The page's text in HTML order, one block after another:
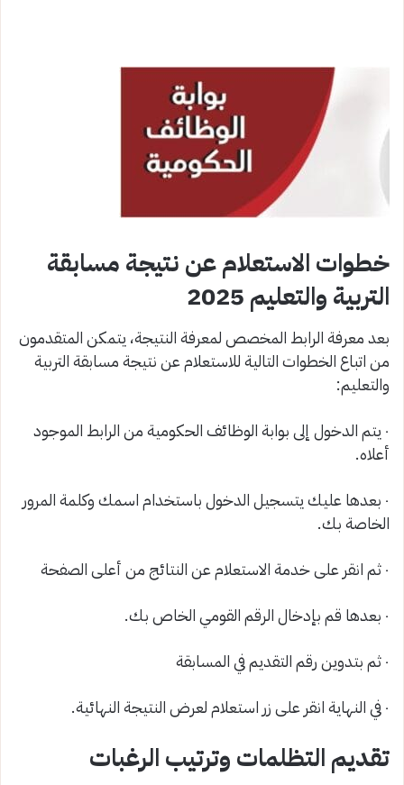
خطوات الاستعلام عن نتيجة مسابقة
التربية والتعليم 2025
بعد معرفة الرابط المخصص لمعرفة النتيجة، يتمكن المتقدمون
من اتباع الخطوات التالية للاستعلام عن نتيجة مسابقة التربية
والتعليم:
٠ يتم الدخول إلى بوابة الوظائف الحكومية من الرابط الموجود
أعلاه.
٠ بعدها عليك يتسجيل الدخول باستخدام اسمك وكلمة المرور
الخاصة بك.
٠ ثم انقر على خدمة الاستعلام عن النتائج من أعلى الصفحة
٠ بعدها قم بإدخال الرقم القومي الخاص بك.
٠ ثم بتدوين رقم التقديم في المسابقة
٠ في النهاية انقر على زر استعلام لعرض النتيجة النهائية.
تقديم التظلمات وترتيب الرغبات